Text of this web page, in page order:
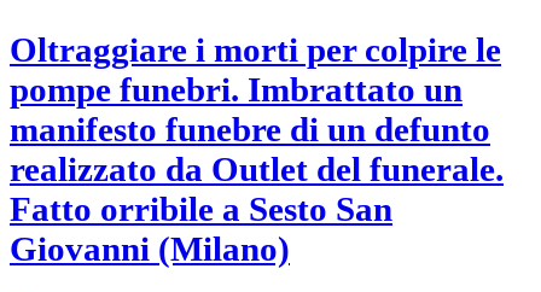
Oltraggiare i morti per colpire le
pompe funebri. Imbrattato un
manifesto funebre di un defunto
realizzato da Outlet del funerale.
Fatto orribile a Sesto San
Giovanni (Milano)